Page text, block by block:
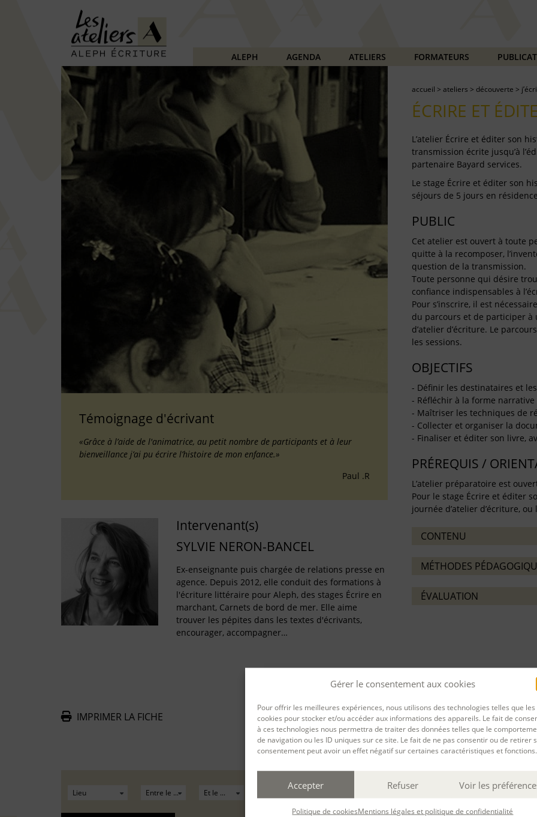
Gérer le consentement aux cookies
Pour offrir les meilleures expériences, nous utilisons des technologies telles que les
cookies pour stocker et/ou accéder aux informations des appareils. Le fait de
à ces technologies nous permettra de traiter des données telles que le
de navigation ou les ID uniques sur ce site. Le fait de ne pas consentir ou de retirer
consentement peut avoir un effet négatif sur certaines caractéristiques et fonctions.
Accepter Refuser Voir les
Politique de cookiesMentions légales et politique de confidentialité
ALEPH AGENDA ATELIERS FORMATEURS
Témoignage d'écrivant
«Grâce à l’aide de l'animatrice, au petit nombre de participants et à leur
bienveillance j’ai pu écrire l’histoire de mon enfance.»
Paul .R
Intervenant(s)
SYLVIE NERON-BANCEL
Ex-enseignante puis chargée de relations presse en
agence. Depuis 2012, elle conduit des formations à
l'écriture littéraire pour Aleph, des stages Écrire en
marchant, Carnets de bord de mer. Elle aime
trouver les pépites dans les textes d'écrivants,
encourager, accompagner…
IMPRIMER LA FICHE
PARTAGER
Dernière mise à jour : 09/02/2026
accueil > ateliers > découverte >
ÉCRIRE ET
L’atelier Écrire et éditer son
transmission écrite jusqu’à
partenaire Bayard services.
Le stage Écrire et éditer son
séjours de 5 jours en
PUBLIC
Cet atelier est ouvert à toute
quitte à la recomposer,
question de la transmission.
Toute personne qui désire
confiance indispensables à
Pour s’inscrire, il est
du parcours et de participer à
d’atelier d’écriture. Le
les sessions.
OBJECTIFS
- Définir les destinataires et
- Réfléchir à la forme
- Maîtriser les techniques de
- Collecter et organiser la
- Finaliser et éditer son livre,
PRÉREQUIS /
L’atelier préparatoire est
Pour le stage Écrire et éditer
journée d’atelier d’écriture,
CONTENU
MÉTHODES
ÉVALUATION